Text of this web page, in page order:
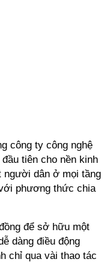
công ty công nghệ
tiên cho nền kinh
người dân ở mọi tầng
phương thức chia
để sở hữu một
dàng điều động
chỉ qua vài thao tác